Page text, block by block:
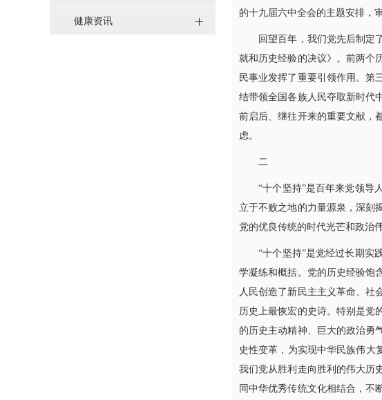
健康资讯
的十九届六中全会的主题安排，
回望百年，我们党先后制定了
就和历史经验的决议》。前两个
民事业发挥了重要引领作用。第
结带领全国各族人民夺取新时代
前启后、继往开来的重要文献，
虑。
二
“十个坚持”是百年来党领导人
立于不败之地的力量源泉，深刻
党的优良传统的时代光芒和政治
“十个坚持”是党经过长期实践
学凝练和概括。党的历史经验饱
人民创造了新民主主义革命、社
历史上最恢宏的史诗。特别是党
的历史主动精神、巨大的政治勇
史性变革，为实现中华民族伟大
我们党从胜利走向胜利的伟大历
同中华优秀传统文化相结合，不